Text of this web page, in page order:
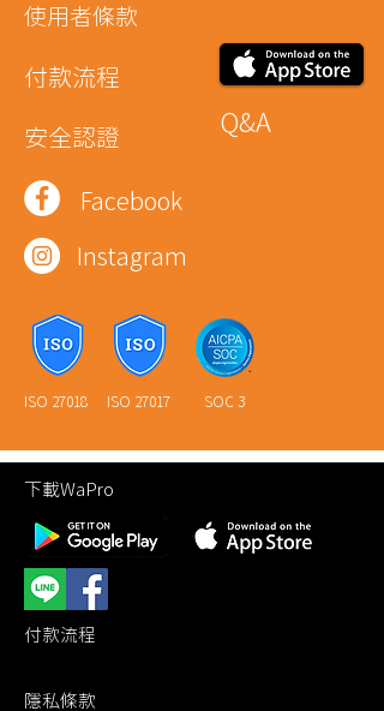
​使用者條款
付款流程
安全認證
Facebook
Q&A
Instagram
ISO 27018 ISO 27017 SOC 3
下載WaPro
付款流程
隱私條款